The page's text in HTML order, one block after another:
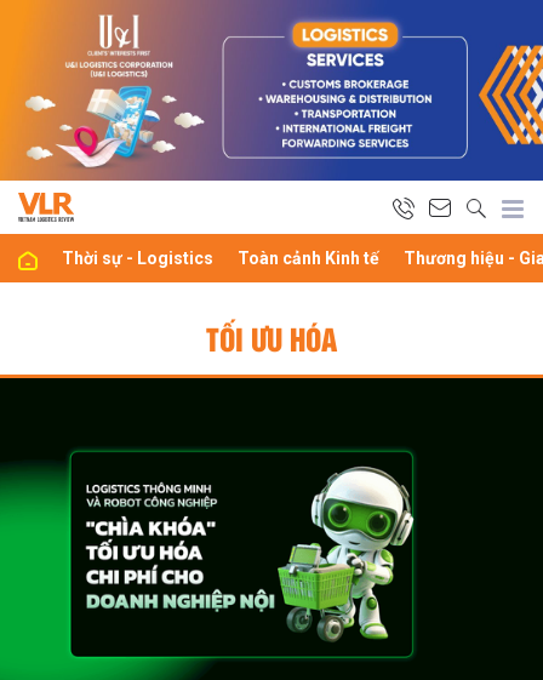
Thời sự - Logistics Toàn cảnh Kinh tế Thương hiệu -
TỐI ƯU HÓA